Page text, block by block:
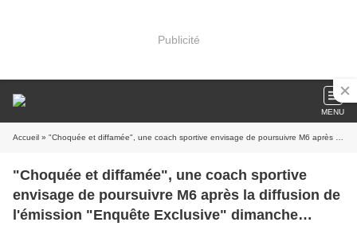
Publicité
MENU
Accueil » "Choquée et diffamée", une coach sportive envisage de poursuivre M6 après la diffusion de l'émission "Enquête Exclusive" dimanche dernier
"Choquée et diffamée", une coach sportive
envisage de poursuivre M6 après la diffusion de
l'émission "Enquête Exclusive" dimanche